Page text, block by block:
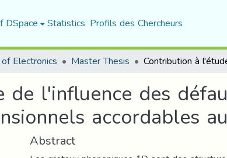
DSpace Statistics Profils des Chercheurs
Electronics Master Thesis
l'influence des
accordables
Abstract